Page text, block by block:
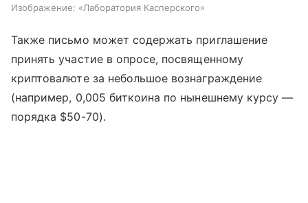
Изображение: «Лаборатория Касперского»
Также письмо может содержать приглашение
принять участие в опросе, посвященному
криптовалюте за небольшое вознаграждение
(например, 0,005 биткоина по нынешнему курсу —
порядка $50-70).